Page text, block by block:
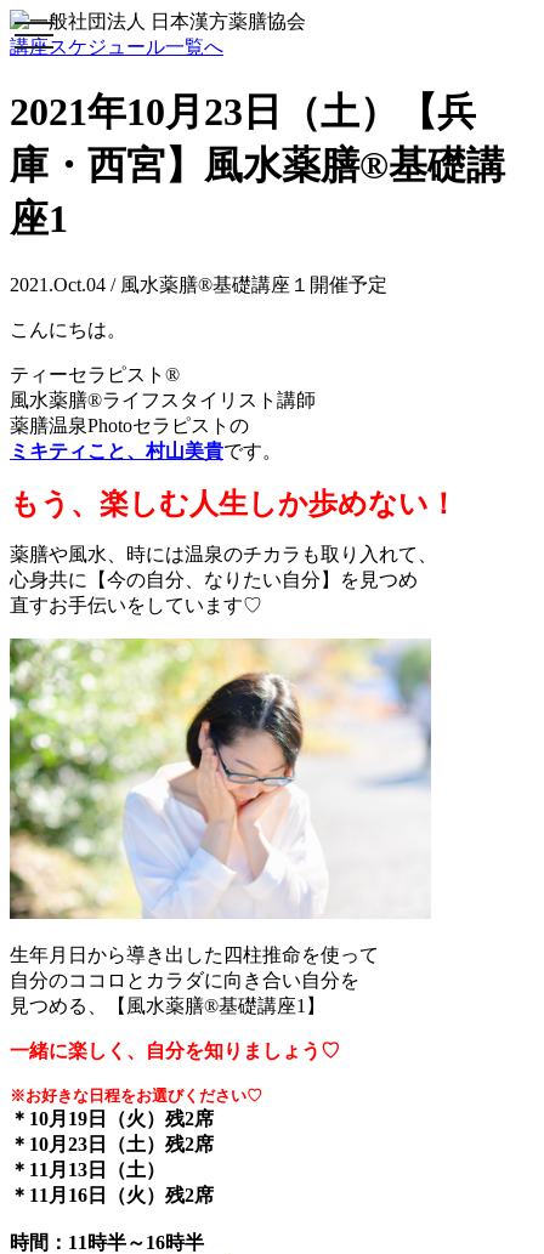
toggle
navigation
講座スケジュール一覧へ
2021年10月23日（土）【兵
庫・西宮】風水薬膳®基礎講
座1
2021.Oct.04 / 風水薬膳®基礎講座１開催予定
こんにちは。
ティーセラピスト®
風水薬膳®ライフスタイリスト講師
薬膳温泉Photoセラピストの
ミキティこと、村山美貴です。
もう、楽しむ人生しか歩めない！
薬膳や風水、時には温泉のチカラも取り入れて、
心身共に【今の自分、なりたい自分】を見つめ
直すお手伝いをしています♡
生年月日から導き出した四柱推命を使って
自分のココロとカラダに向き合い自分を
見つめる、【風水薬膳®︎基礎講座1】
一緒に楽しく、自分を知りましょう♡
※お好きな日程をお選びください♡
＊10月19日（火）残2席
＊10月23日（土）残2席
＊11月13日（土）
＊11月16日（火）残2席
時間：11時半～16時半